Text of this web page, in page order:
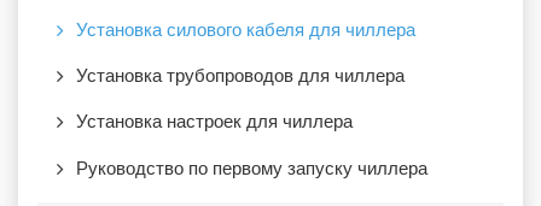
Установка силового кабеля для чиллера
Установка трубопроводов для чиллера
Установка настроек для чиллера
Руководство по первому запуску чиллера